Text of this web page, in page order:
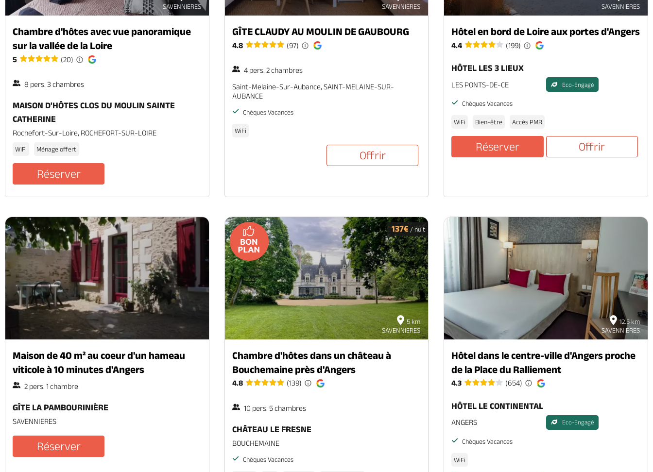
SAVENNIERES
Chambre d'hôtes avec vue panoramique
sur la vallée de la Loire
5 (20)
8 pers. 3 chambres
MAISON D'HÔTES CLOS DU MOULIN SAINTE
CATHERINE
Rochefort-Sur-Loire, ROCHEFORT-SUR-LOIRE
WiFi Ménage offert
Réserver
SAVENNIERES
GÎTE CLAUDY AU MOULIN DE GAUBOURG
4.8 (97)
4 pers. 2 chambres
Saint-Melaine-Sur-Aubance, SAINT-MELAINE-SUR-
AUBANCE
Chèques Vacances
WiFi
Offrir
SAVENNIERES
Hôtel en bord de Loire aux portes d'Angers
4.4 (199)
HÔTEL LES 3 LIEUX
LES PONTS-DE-CE Eco-Engagé
Chèques Vacances
WiFi Bien-être Accès PMR
Réserver Offrir
Maison de 40 m² au coeur d'un hameau
viticole à 10 minutes d'Angers
2 pers. 1 chambre
GÎTE LA PAMBOURINIÈRE
SAVENNIERES
Réserver
5 km
SAVENNIERES
137€ / nuit
Chambre d'hôtes dans un château à
Bouchemaine près d'Angers
4.8 (139)
10 pers. 5 chambres
CHÂTEAU LE FRESNE
BOUCHEMAINE
Chèques Vacances
12.5 km
SAVENNIERES
Hôtel dans le centre-ville d'Angers proche
de la Place du Ralliement
4.3 (654)
HÔTEL LE CONTINENTAL
ANGERS Eco-Engagé
Chèques Vacances
WiFi